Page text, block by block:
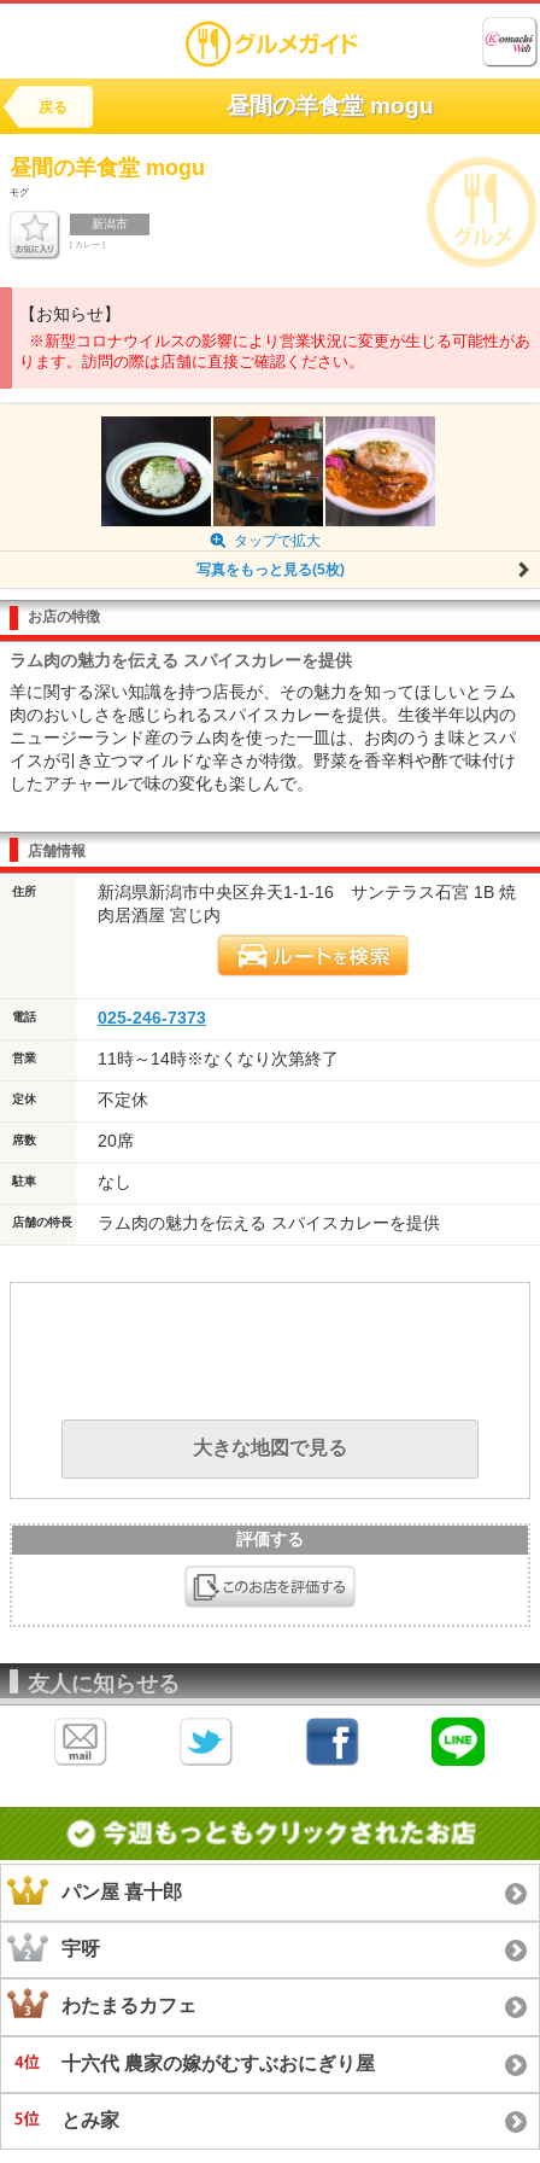
戻る 昼間の羊食堂 mogu
昼間の羊食堂 mogu
モグ
新潟市
[ カレー ]
【お知らせ】
※新型コロナウイルスの影響により営業状況に変更が生じる可能性があ
ります。訪問の際は店舗に直接ご確認ください。
タップで拡大
写真をもっと見る(5枚)
お店の特徴
ラム肉の魅力を伝える スパイスカレーを提供
羊に関する深い知識を持つ店長が、その魅力を知ってほしいとラム
肉のおいしさを感じられるスパイスカレーを提供。生後半年以内の
ニュージーランド産のラム肉を使った一皿は、お肉のうま味とスパ
イスが引き立つマイルドな辛さが特徴。野菜を香辛料や酢で味付け
したアチャールで味の変化も楽しんで。
店舗情報
住所
新潟県新潟市中央区弁天1-1-16 サンテラス石宮 1B 焼
肉居酒屋 宮じ内
電話 025-246-7373
営業 11時～14時※なくなり次第終了
定休 不定休
席数 20席
駐車 なし
店舗の特長 ラム肉の魅力を伝える スパイスカレーを提供
大きな地図で見る
評価する
友人に知らせる
パン屋 喜十郎
宇呀
わたまるカフェ
十六代 農家の嫁がむすぶおにぎり屋
とみ家